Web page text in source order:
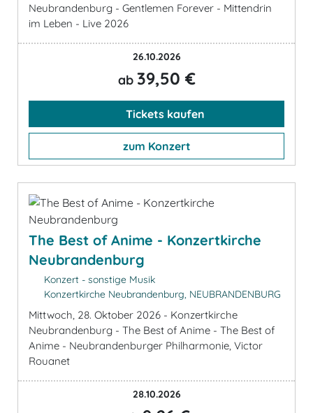
Neubrandenburg - Gentlemen Forever - Mittendrin
im Leben - Live 2026
26.10.2026
ab 39,50 €
Tickets kaufen
zum Konzert
The Best of Anime - Konzertkirche
Neubrandenburg
Konzert - sonstige Musik
Konzertkirche Neubrandenburg, NEUBRANDENBURG
Mittwoch, 28. Oktober 2026 - Konzertkirche
Neubrandenburg - The Best of Anime - The Best of
Anime - Neubrandenburger Philharmonie, Victor
Rouanet
28.10.2026